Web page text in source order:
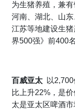
为生猪养殖，兼
河南、湖北、山东
江苏等地建设生
界500强》前400
百威亚太 以2,700
比上升22% ，是
太是亚太区啤酒